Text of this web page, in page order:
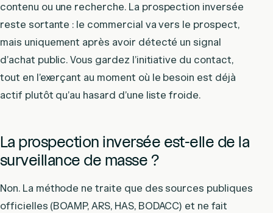
contenu ou une recherche. La prospection inversée
reste sortante : le commercial va vers le prospect,
mais uniquement après avoir détecté un signal
d’achat public. Vous gardez l’initiative du contact,
tout en l’exerçant au moment où le besoin est déjà
actif plutôt qu’au hasard d’une liste froide.
La prospection inversée est-elle de la
surveillance de masse ?
Non. La méthode ne traite que des sources publiques
officielles (BOAMP, ARS, HAS, BODACC) et ne fait